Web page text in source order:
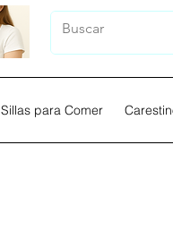
Sillas para Comer